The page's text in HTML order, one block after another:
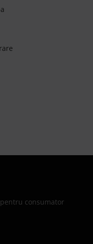
consumator